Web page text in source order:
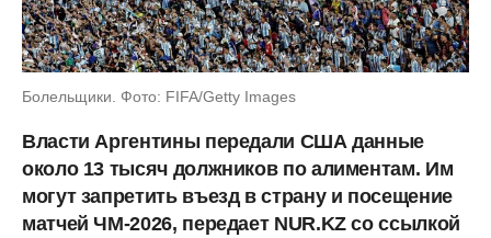
Болельщики. Фото: FIFA/Getty Images
Власти Аргентины передали США данные
около 13 тысяч должников по алиментам. Им
могут запретить въезд в страну и посещение
матчей ЧМ-2026, передает NUR.KZ со ссылкой